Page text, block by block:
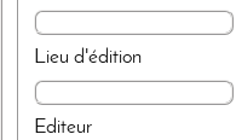
Lieu d'édition
Editeur